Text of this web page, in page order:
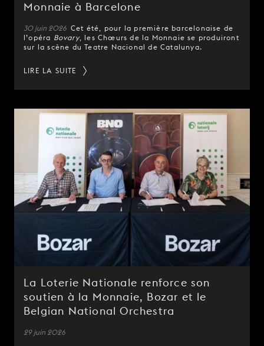
Monnaie à Barcelone
30 juin 2026 Cet été, pour la première barcelonaise de
l’opéra Bovary, les Chœurs de la Monnaie se produiront
sur la scène du Teatre Nacional de Catalunya.
LIRE LA SUITE
La Loterie Nationale renforce son
soutien à la Monnaie, Bozar et le
Belgian National Orchestra
29 juin 2026